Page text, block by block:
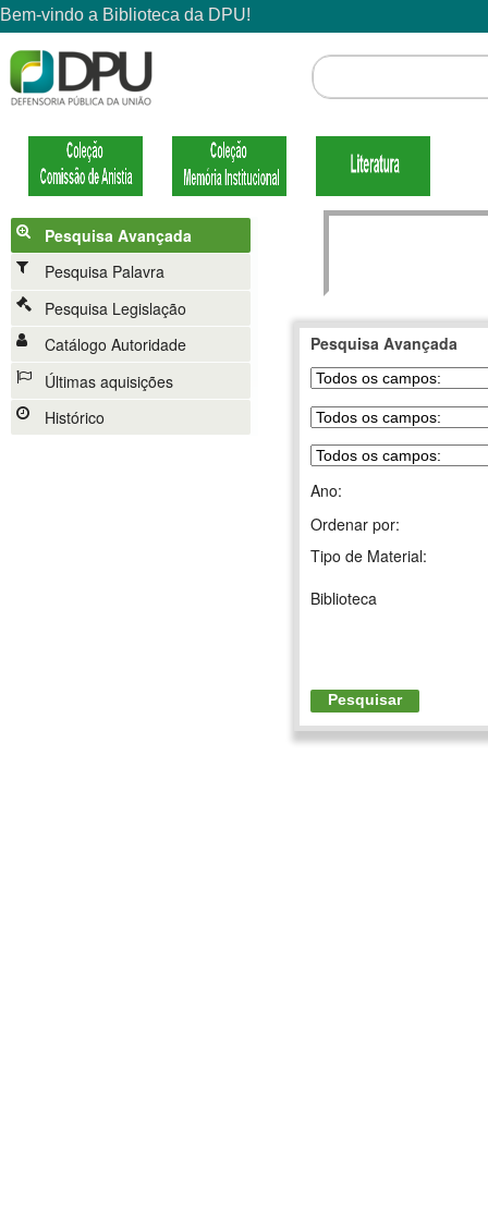
Pesquisa Avançada
Pesquisa Palavra
Pesquisa Legislação
Catálogo Autoridade
Últimas aquisições
Histórico
Pesquisa Avançada
Ano:
Ordenar por:
Tipo de Material:
Biblioteca
Pesquisar